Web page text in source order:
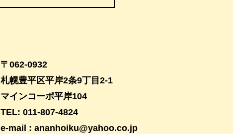
〒062-0932
札幌豊平区平岸2条9丁目2-1
マインコーポ平岸104
TEL: 011-807-4824
e-mail : ananhoiku@yahoo.co.jp